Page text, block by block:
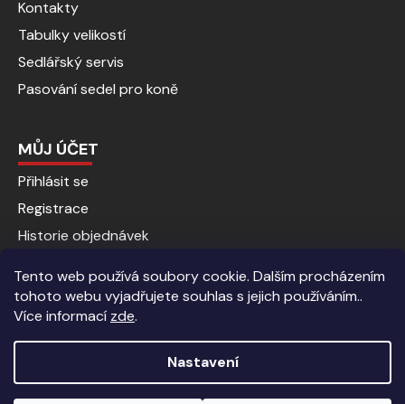
Tento web používá soubory cookie. Dalším procházením
tohoto webu vyjadřujete souhlas s jejich používáním..
Více informací zde.
Nastavení
Kontakty
Tabulky velikostí
Sedlářský servis
Pasování sedel pro koně
MŮJ ÚČET
Přihlásit se
Registrace
Historie objednávek